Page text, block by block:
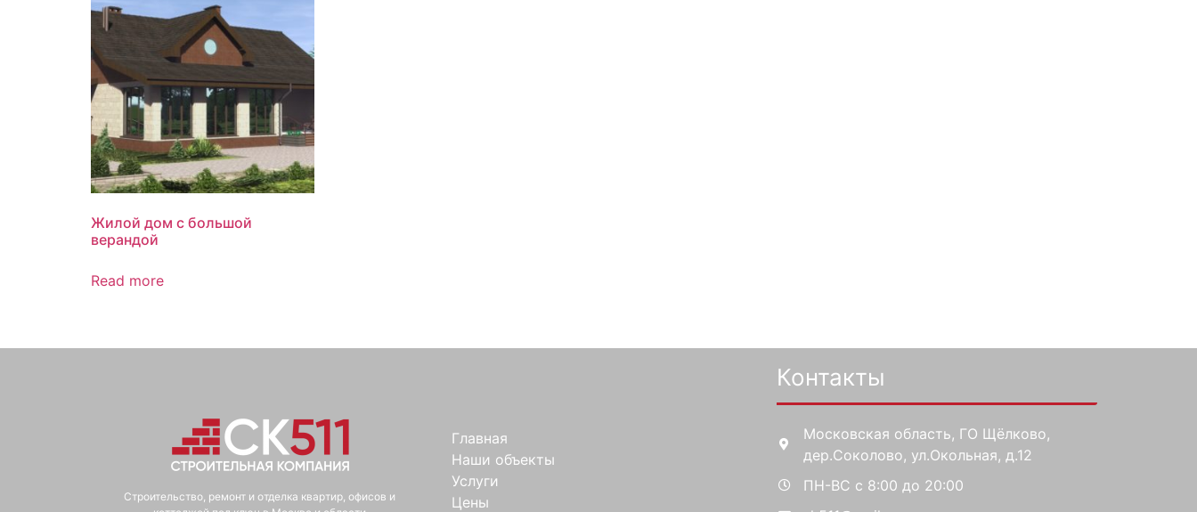
Жилой дом с большой
верандой
Read more
Строительство, ремонт и отделка квартир, офисов и
Главная
Наши объекты
Услуги
Цены
Контакты
Московская область, ГО Щёлково,
дер.Соколово, ул.Окольная, д.12
ПН-ВС с 8:00 до 20:00